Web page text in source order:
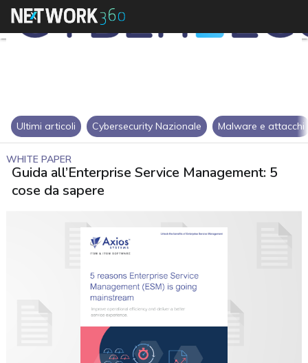
Ultimi articoli Cybersecurity Nazionale Malware e attacchi
WHITE PAPER
Guida all’Enterprise Service Management: 5
cose da sapere